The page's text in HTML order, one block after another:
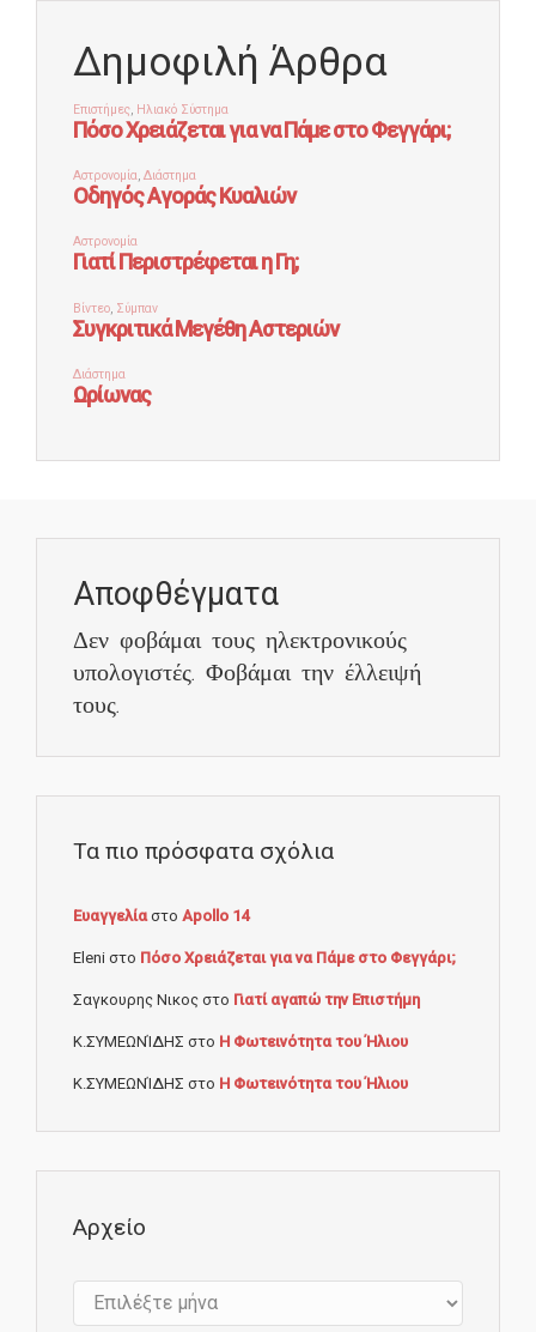
Δημοφιλή Άρθρα
Αποφθέγματα
Δεν φοβάμαι τους ηλεκτρονικούς
υπολογιστές. Φοβάμαι την έλλειψή
τους.
Τα πιο πρόσφατα σχόλια
Ευαγγελίαστο Apollo 14
Eleni στο Πόσο Χρειάζεται για να Πάμε στο Φεγγάρι;
Σαγκουρης Νικος στο Γιατί αγαπώ την Επιστήμη
Κ.ΣΥΜΕΩΝΊΔΗΣ στο Η Φωτεινότητα του Ήλιου
Κ.ΣΥΜΕΩΝΊΔΗΣ στο Η Φωτεινότητα του Ήλιου
Αρχείο